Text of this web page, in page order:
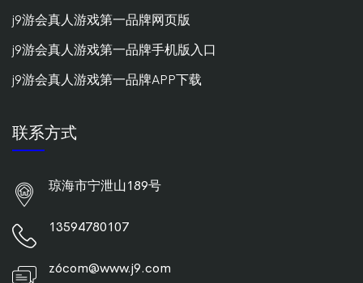
j9游会真人游戏第一品牌网页版
j9游会真人游戏第一品牌手机版入口
j9游会真人游戏第一品牌APP下载
联系方式
琼海市宁泄山189号
13594780107
z6com@www.j9.com